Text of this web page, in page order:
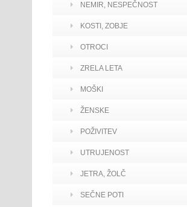
NEMIR, NESPEČNOST
KOSTI, ZOBJE
OTROCI
ZRELA LETA
MOŠKI
ŽENSKE
POŽIVITEV
UTRUJENOST
JETRA, ŽOLČ
SEČNE POTI